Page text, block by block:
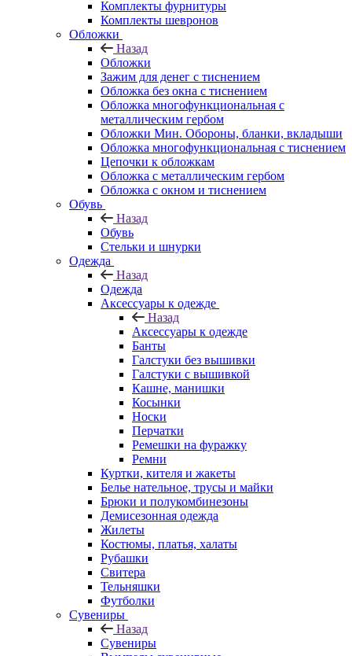
Комплекты фурнитуры
Комплекты шевронов
Обложки
Назад
Обложки
Зажим для денег с тиснением
Обложка без окна с тиснением
Обложка многофункциональная с
металлическим гербом
Обложки Мин. Обороны, бланки, вкладыши
Обложка многофункциональная с тиснением
Цепочки к обложкам
Обложка с металлическим гербом
Обложка с окном и тиснением
Обувь
Назад
Обувь
Стельки и шнурки
Одежда
Назад
Одежда
Аксессуары к одежде
Назад
Аксессуары к одежде
Банты
Галстуки без вышивки
Галстуки с вышивкой
Кашне, манишки
Косынки
Носки
Перчатки
Ремешки на фуражку
Ремни
Куртки, кителя и жакеты
Белье нательное, трусы и майки
Брюки и полукомбинезоны
Демисезонная одежда
Жилеты
Костюмы, платья, халаты
Рубашки
Свитера
Тельняшки
Футболки
Сувениры
Назад
Сувениры